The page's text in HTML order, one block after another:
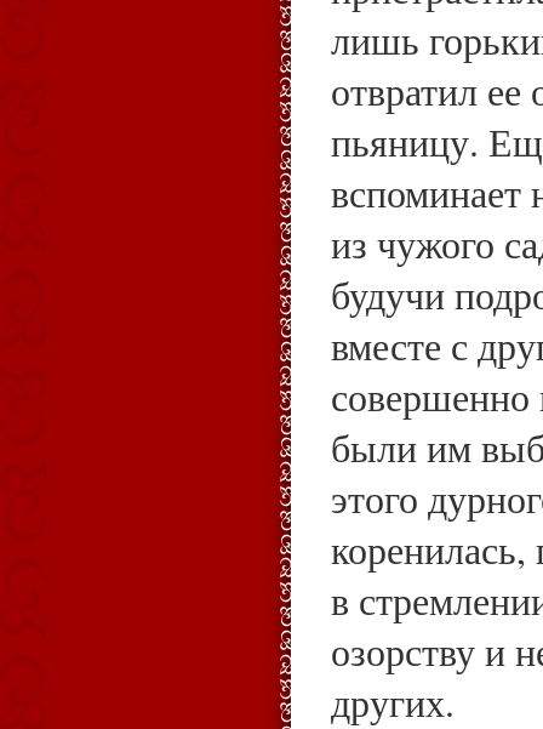
лишь
отвратил
пьяницу.
из чужого
будучи
вместе с
были им
этого
в
озорству и
других.